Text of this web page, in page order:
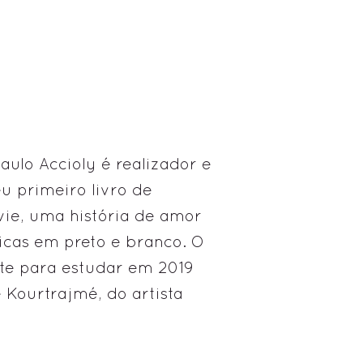
Accioly é realizador e
primeiro livro de
uma história de amor
em preto e branco. O
para estudar em 2019
Kourtrajmé, do artista